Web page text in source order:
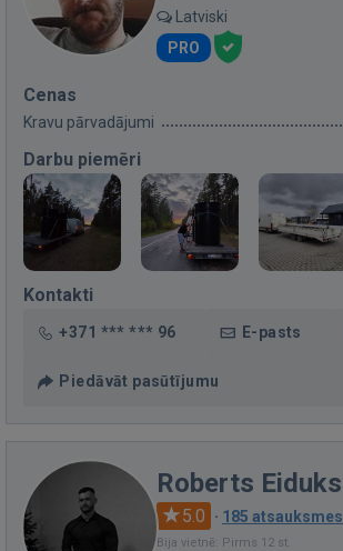
Latviski
PRO
Cenas
Kravu pārvadājumi
Darbu piemēri
Kontakti
+371 *** *** 96 E-pasts
Piedāvāt pasūtījumu
Roberts Eiduks
5.0 · 185 atsauksmes
Bija vietnē: Pirms 12 st.